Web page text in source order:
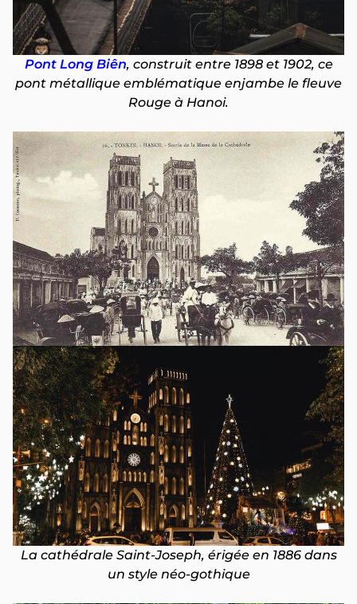
Pont Long Biên, construit entre 1898 et 1902, ce
pont métallique emblématique enjambe le fleuve
Rouge à Hanoi.
La cathédrale Saint-Joseph, érigée en 1886 dans
un style néo-gothique